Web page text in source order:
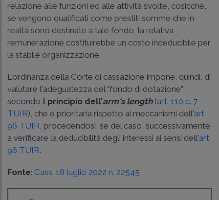
relazione alle funzioni ed alle attività svolte, cosicché,
se vengono qualificati come prestiti somme che in
realtà sono destinate a tale fondo, la relativa
remunerazione costituirebbe un costo indeducibile per
la stabile organizzazione.
L'ordinanza della Corte di cassazione impone, quindi, di
valutare l'adeguatezza del “fondo di dotazione”
secondo il principio dell'arm's length (art. 110 c. 7
TUIR), che è prioritaria rispetto ai meccanismi dell'art.
96 TUIR , procedendosi, se del caso, successivamente
a verificare la deducibilità degli interessi ai sensi dell'art.
96 TUIR.
Fonte: Cass. 18 luglio 2022 n. 22545